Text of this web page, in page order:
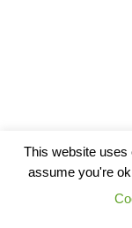
This website uses
assume you're